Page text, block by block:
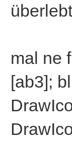
mal ne
[ab3];